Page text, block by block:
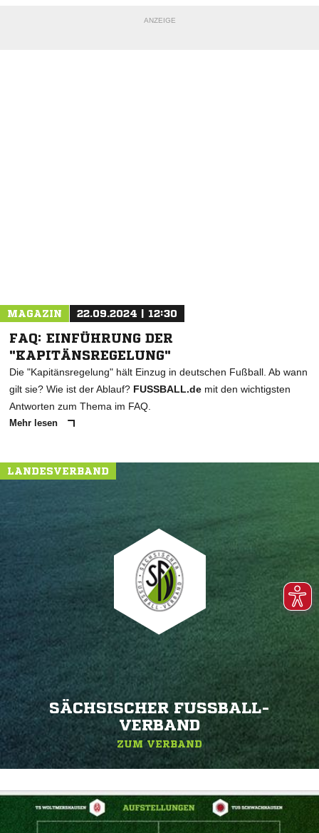
ANZEIGE
MAGAZIN 22.09.2024 | 12:30
FAQ: EINFÜHRUNG DER
"KAPITÄNSREGELUNG"
Die "Kapitänsregelung" hält Einzug in deutschen Fußball. Ab wann
gilt sie? Wie ist der Ablauf? FUSSBALL.de mit den wichtigsten
Antworten zum Thema im FAQ.
Mehr lesen
LANDESVERBAND
SÄCHSISCHER FUSSBALL-V
ERBAND
ZUM VERBAND